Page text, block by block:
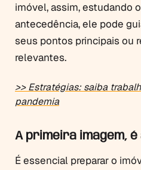
imóvel, assim, estudando
antecedência, ele pode
seus pontos principais ou
relevantes.
>> Estratégias: saiba
pandemia
A primeira imagem, é
É essencial preparar o